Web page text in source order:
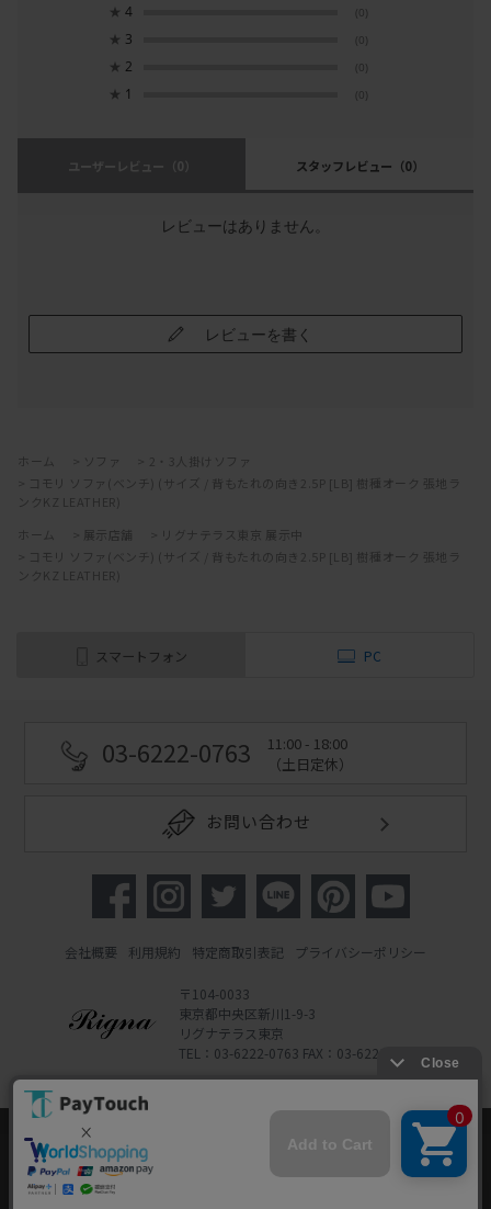
★ 4 (0)
★ 3 (0)
★ 2 (0)
★ 1 (0)
ユーザーレビュー （0） スタッフレビュー （0）
レビューはありません。
レビューを書く
ホーム ソファ
2・3人掛けソファ
コモリ ソファ(ベンチ) (サイズ / 背もたれの向き2.5P [LB] 樹種オーク 張地ラ
ンクKZ LEATHER)
ホーム
展示店舗
リグナテラス東京 展示中
コモリ ソファ(ベンチ) (サイズ / 背もたれの向き2.5P [LB] 樹種オーク 張地ラ
ンクKZ LEATHER)
スマートフォン PC
03-6222-0763
11:00 - 18:00
（土日定休）
お問い合わせ
会社概要 利用規約 特定商取引表記 プライバシーポリシー
〒104-0033
東京都中央区新川1-9-3
リグナテラス東京
TEL：03-6222-0763 FAX：03-6222-0762
Powered by Watahan Partners Co., Ltd.
当ウェブサイトでは、お客様により良いサービス
をご提供するため、クッキーを利用しています。
サイト利用を継続することにより、クッキーの使
同意する